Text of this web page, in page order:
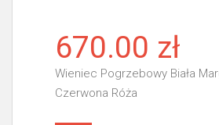
670.00 zł
Wieniec Pogrzebowy Biała
Czerwona Róża